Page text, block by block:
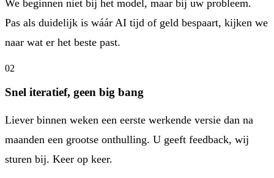
We beginnen niet bij het model, maar bij uw probleem.
Pas als duidelijk is wáár AI tijd of geld bespaart, kijken we
naar wat er het beste past.
02
Snel iteratief, geen big bang
Liever binnen weken een eerste werkende versie dan na
maanden een grootse onthulling. U geeft feedback, wij
sturen bij. Keer op keer.